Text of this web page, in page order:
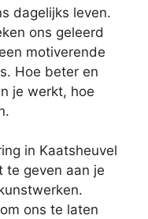
dagelijks leven.
ons geleerd
motiverende
Hoe beter en
je werkt, hoe
in Kaatsheuvel
te geven aan je
ons te laten